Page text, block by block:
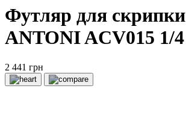
Футляр для скрипки
ANTONI ACV015 1/4
2 441 грн